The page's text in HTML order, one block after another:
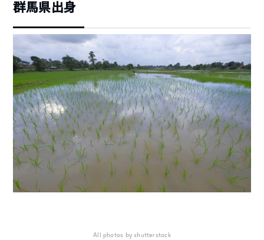
群馬県出身
All photos by shutterstock